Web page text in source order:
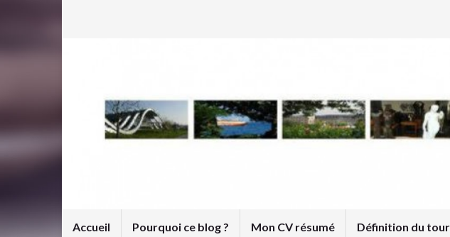
Accueil Pourquoi ce blog ? Mon CV résumé Définition du